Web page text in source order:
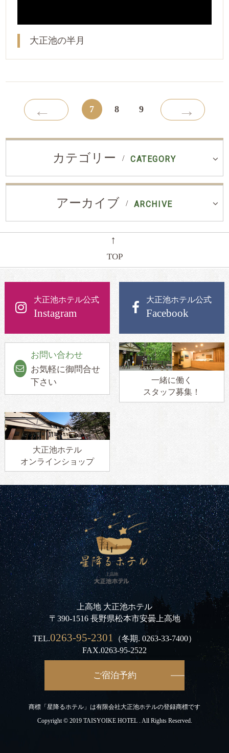
大正池の半月
← 7 8 9 →
カテゴリー CATEGORY
アーカイブ ARCHIVE
←
TOP
大正池ホテル公式
Instagram
大正池ホテル公式
Facebook
お問い合わせ
お気軽に御問合せ
下さい
一緒に働く
スタッフ募集！
大正池ホテル
オンラインショップ
上高地 大正池ホテル
〒390-1516 長野県松本市安曇上高地
TEL.0263-95-2301 （冬期.0263-33-7400）
FAX.0263-95-2522
ご宿泊予約
商標「星降るホテル」は有限会社大正池ホテルの登録商標です
Copyright © 2019 TAISYOIKE HOTEL . All Rights Reserved.